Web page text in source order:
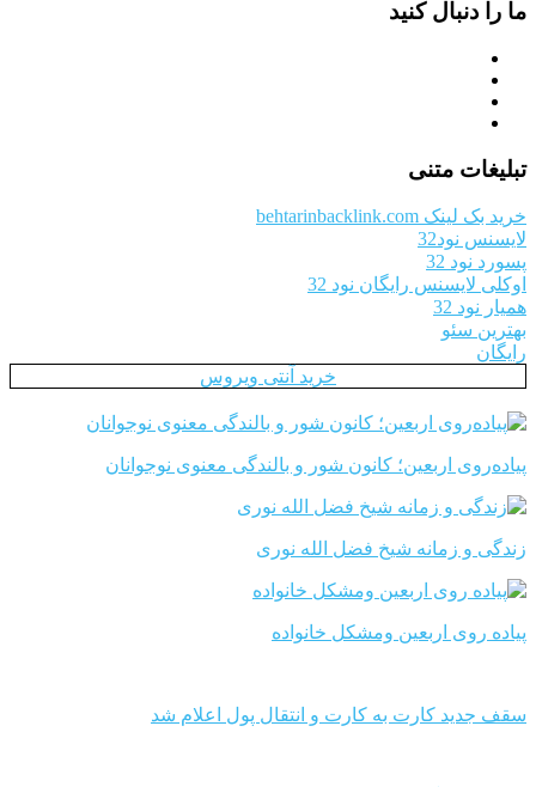
ما را دنبال کنید
تبلیغات متنی
خرید بک لینک behtarinbacklink.com
لایسنس نود32
پسورد نود 32
اوکلی لایسنس رایگان نود 32
همیار نود 32
بهترین سئو
رایگان
خرید آنتی ویروس
پیاده‌روی اربعین؛ کانون شور و بالندگی معنوی نوجوانان
زندگی و زمانه شیخ فضل الله نوری
پیاده روی اربعین ومشکل خانواده
سقف جدید کارت به کارت و انتقال پول اعلام شد